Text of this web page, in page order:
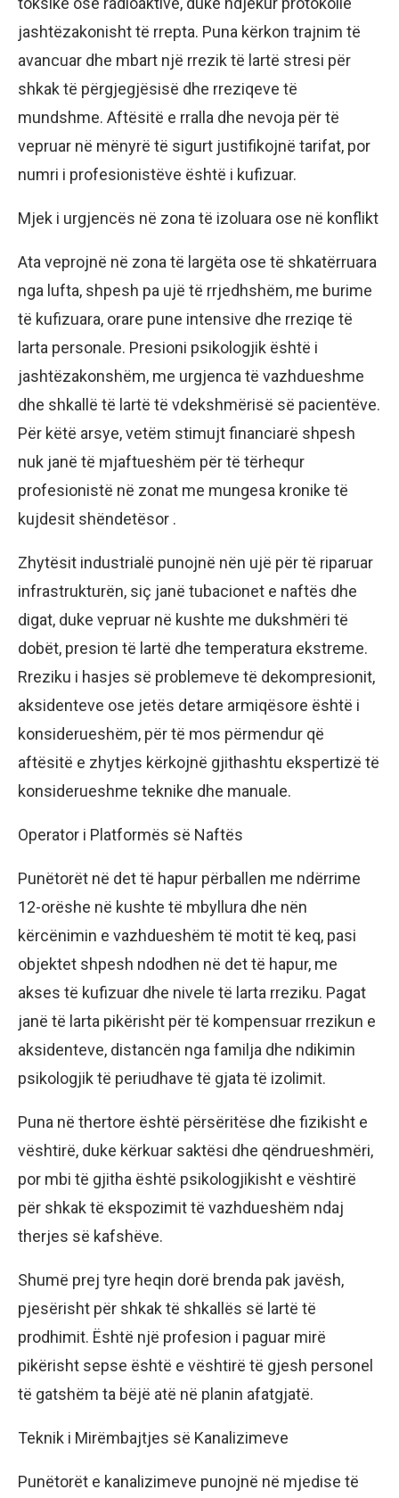
jashtëzakonisht të rrepta. Puna kërkon trajnim të
avancuar dhe mbart një rrezik të lartë stresi për
shkak të përgjegjësisë dhe rreziqeve të
mundshme. Aftësitë e rralla dhe nevoja për të
vepruar në mënyrë të sigurt justifikojnë tarifat, por
numri i profesionistëve është i kufizuar.
Mjek i urgjencës në zona të izoluara ose në konflikt
Ata veprojnë në zona të largëta ose të shkatërruara
nga lufta, shpesh pa ujë të rrjedhshëm, me burime
të kufizuara, orare pune intensive dhe rreziqe të
larta personale. Presioni psikologjik është i
jashtëzakonshëm, me urgjenca të vazhdueshme
dhe shkallë të lartë të vdekshmërisë së pacientëve.
Për këtë arsye, vetëm stimujt financiarë shpesh
nuk janë të mjaftueshëm për të tërhequr
profesionistë në zonat me mungesa kronike të
kujdesit shëndetësor .
Zhytësit industrialë punojnë nën ujë për të riparuar
infrastrukturën, siç janë tubacionet e naftës dhe
digat, duke vepruar në kushte me dukshmëri të
dobët, presion të lartë dhe temperatura ekstreme.
Rreziku i hasjes së problemeve të dekompresionit,
aksidenteve ose jetës detare armiqësore është i
konsiderueshëm, për të mos përmendur që
aftësitë e zhytjes kërkojnë gjithashtu ekspertizë të
konsiderueshme teknike dhe manuale.
Operator i Platformës së Naftës
Punëtorët në det të hapur përballen me ndërrime
12-orëshe në kushte të mbyllura dhe nën
kërcënimin e vazhdueshëm të motit të keq, pasi
objektet shpesh ndodhen në det të hapur, me
akses të kufizuar dhe nivele të larta rreziku. Pagat
janë të larta pikërisht për të kompensuar rrezikun e
aksidenteve, distancën nga familja dhe ndikimin
psikologjik të periudhave të gjata të izolimit.
Puna në thertore është përsëritëse dhe fizikisht e
vështirë, duke kërkuar saktësi dhe qëndrueshmëri,
por mbi të gjitha është psikologjikisht e vështirë
për shkak të ekspozimit të vazhdueshëm ndaj
therjes së kafshëve.
Shumë prej tyre heqin dorë brenda pak javësh,
pjesërisht për shkak të shkallës së lartë të
prodhimit. Është një profesion i paguar mirë
pikërisht sepse është e vështirë të gjesh personel
të gatshëm ta bëjë atë në planin afatgjatë.
Teknik i Mirëmbajtjes së Kanalizimeve
Punëtorët e kanalizimeve punojnë në mjedise të